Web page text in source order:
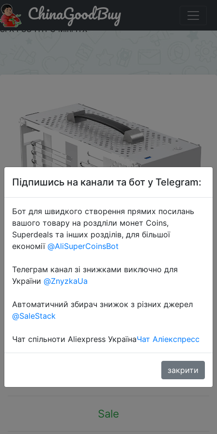
Акція на Шасси PcCooler I100 A4, чехол для маленького
настольного компьютера, поддержка i7 11700 RTX3080
SFX PSU HTPC Mini ITX
ChinaGoodBuy
2022-07-04
Шасси PcCooler I100 A4, чехол для
маленького настольного
RTX3080 SFX PSU HTPC Mini ITX
Sale
Підпишись на канали та бот у Telegram:
Бот для швидкого створення прямих посилань
вашого товару на роздліли монет Coins,
Superdeals та інших розділів, для більшої
економії @AliSuperCoinsBot
Телеграм канал зі знижками виключно для
України @ZnyzkaUa
Автоматичний збирач знижок з різних джерел
@SaleStack
Чат спільноти Aliexpress УкраїнаЧат Аліекспресс
закрити